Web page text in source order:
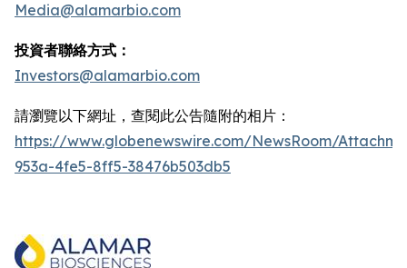
Media@alamarbio.com
投資者聯絡方式：
Investors@alamarbio.com
請瀏覽以下網址，查閱此公告隨附的相片：
https://www.globenewswire.com/NewsRoom/
953a-4fe5-8ff5-38476b503db5